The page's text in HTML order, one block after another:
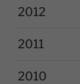
2012
2011
2010